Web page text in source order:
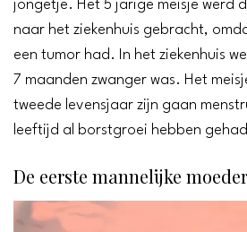
jongetje. Het 5 jarige meisje werd
naar het ziekenhuis gebracht,
een tumor had. In het ziekenhuis
7 maanden zwanger was. Het
tweede levensjaar zijn gaan
leeftijd al borstgroei hebben
De eerste mannelijke moeder